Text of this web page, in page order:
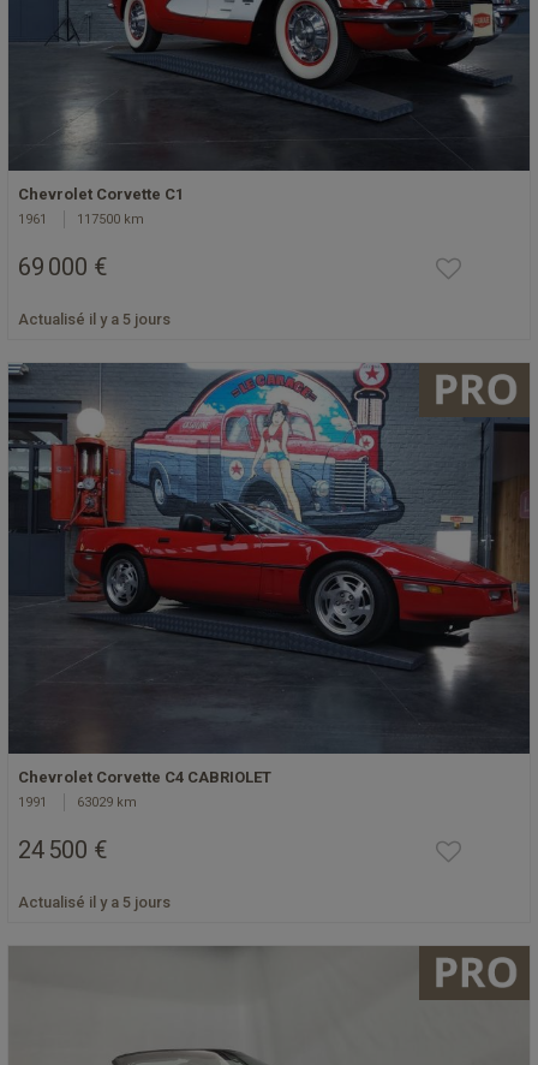
Chevrolet Corvette C1
1961 117500 km
69 000 €
Actualisé il y a 5 jours
Chevrolet Corvette C4 CABRIOLET
1991 63029 km
24 500 €
Actualisé il y a 5 jours